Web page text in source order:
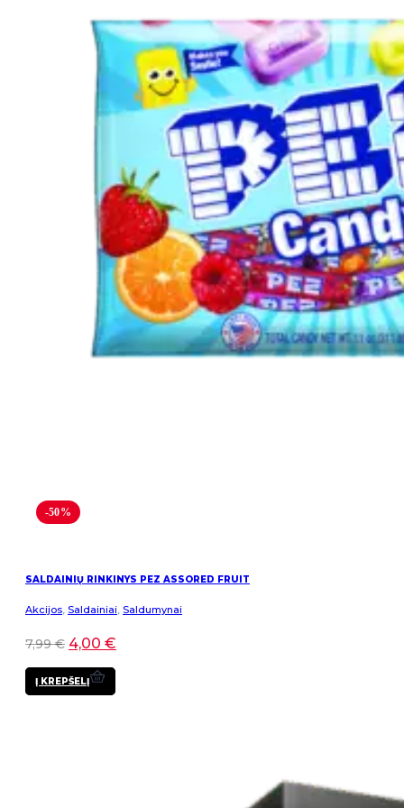
-50%
SALDAINIŲ RINKINYS PEZ ASSORED FRUIT
Akcijos, Saldainiai, Saldumynai
7,99€ 4,00 €
Į KREPŠELĮ